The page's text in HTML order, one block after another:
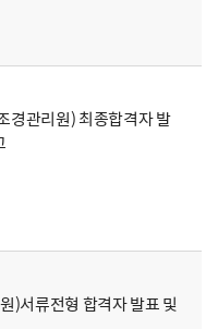
경관리원) 최종합격자 발
)서류전형 합격자 발표 및